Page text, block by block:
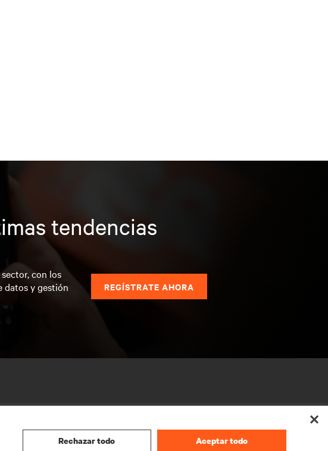
tendencias
con los
datos y gestión
REGÍSTRATE AHORA
Rechazar todo Aceptar todo